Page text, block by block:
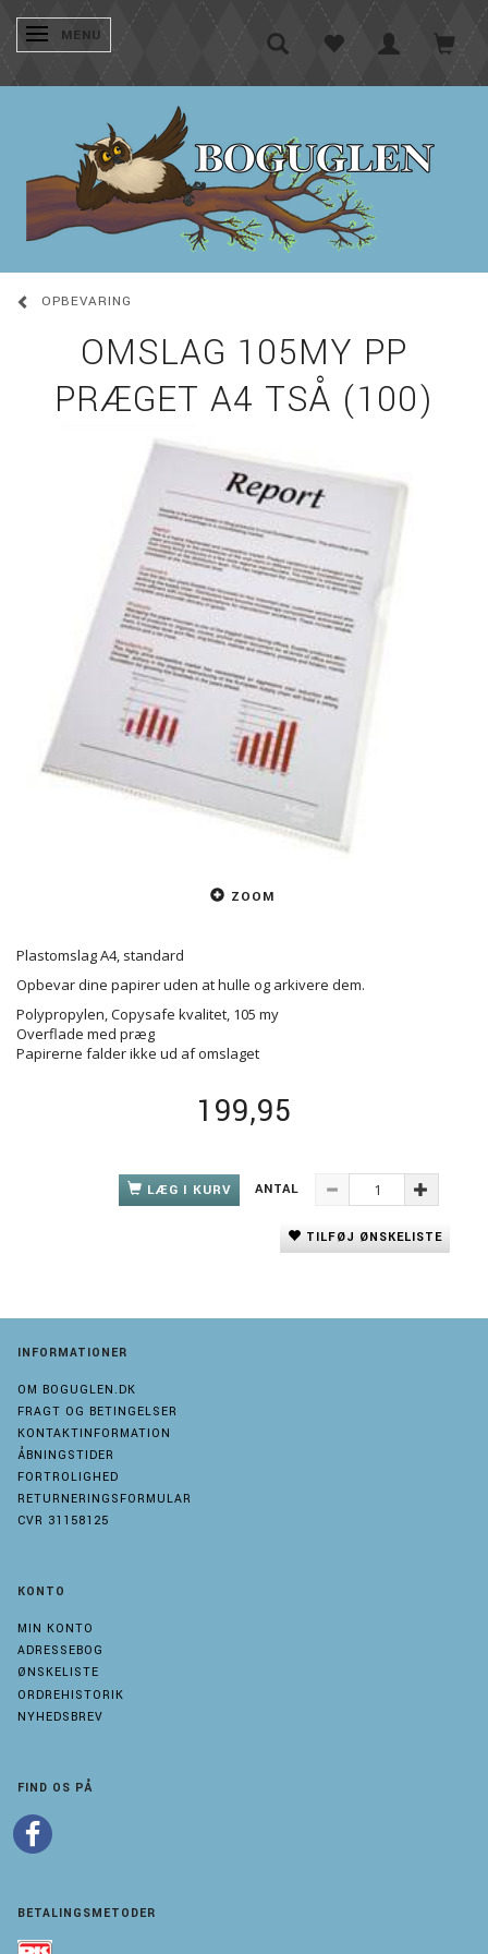
SKIFTE NAVIGATION
MENU
OPBEVARING
OMSLAG 105MY PP
PRÆGET A4 TSÅ (100)
ZOOM
Plastomslag A4, standard
Opbevar dine papirer uden at hulle og arkivere dem.
Polypropylen, Copysafe kvalitet, 105 my
Overflade med præg
Papirerne falder ikke ud af omslaget
199,95
LÆG I KURV ANTAL
TILFØJ ØNSKELISTE
INFORMATIONER
OM BOGUGLEN.DK
FRAGT OG BETINGELSER
KONTAKTINFORMATION
ÅBNINGSTIDER
FORTROLIGHED
RETURNERINGSFORMULAR
CVR 31158125
KONTO
MIN KONTO
ADRESSEBOG
ØNSKELISTE
ORDREHISTORIK
NYHEDSBREV
FIND OS PÅ
BETALINGSMETODER